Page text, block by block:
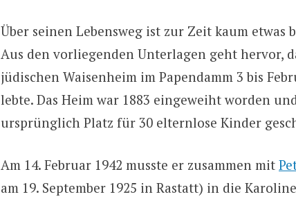
Über seinen Lebensweg ist zur Zeit kaum etwas
Aus den vorliegenden Unterlagen geht hervor,
jüdischen Waisenheim im Papendamm 3 bis
lebte. Das Heim war 1883 eingeweiht worden
ursprünglich Platz für 30 elternlose Kinder
Am 14. Februar 1942 musste er zusammen mit
am 19. September 1925 in Rastatt) in die